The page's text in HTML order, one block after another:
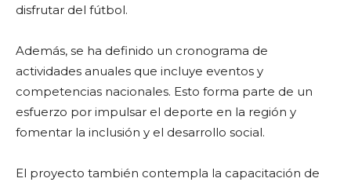
disfrutar del fútbol.
Además, se ha definido un cronograma de
actividades anuales que incluye eventos y
competencias nacionales. Esto forma parte de un
esfuerzo por impulsar el deporte en la región y
fomentar la inclusión y el desarrollo social.
El proyecto también contempla la capacitación de